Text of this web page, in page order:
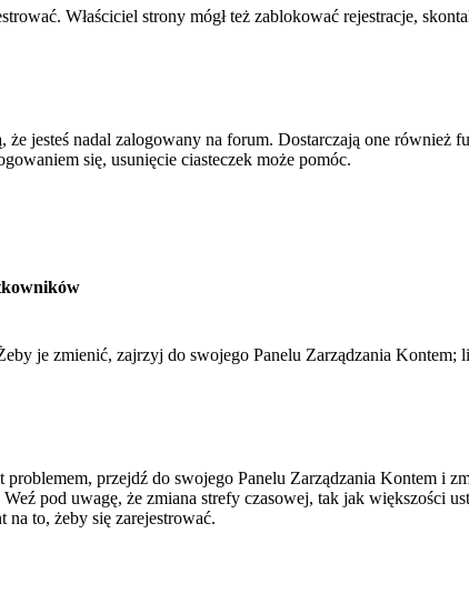
Właściciel strony mógł też zablokować rejestracje,
jesteś nadal zalogowany na forum. Dostarczają one również
się, usunięcie ciasteczek może pomóc.
je zmienić, zajrzyj do swojego Panelu Zarządzania Kontem;
przejdź do swojego Panelu Zarządzania Kontem i
pod uwagę, że zmiana strefy czasowej, tak jak większości
to, żeby się zarejestrować.